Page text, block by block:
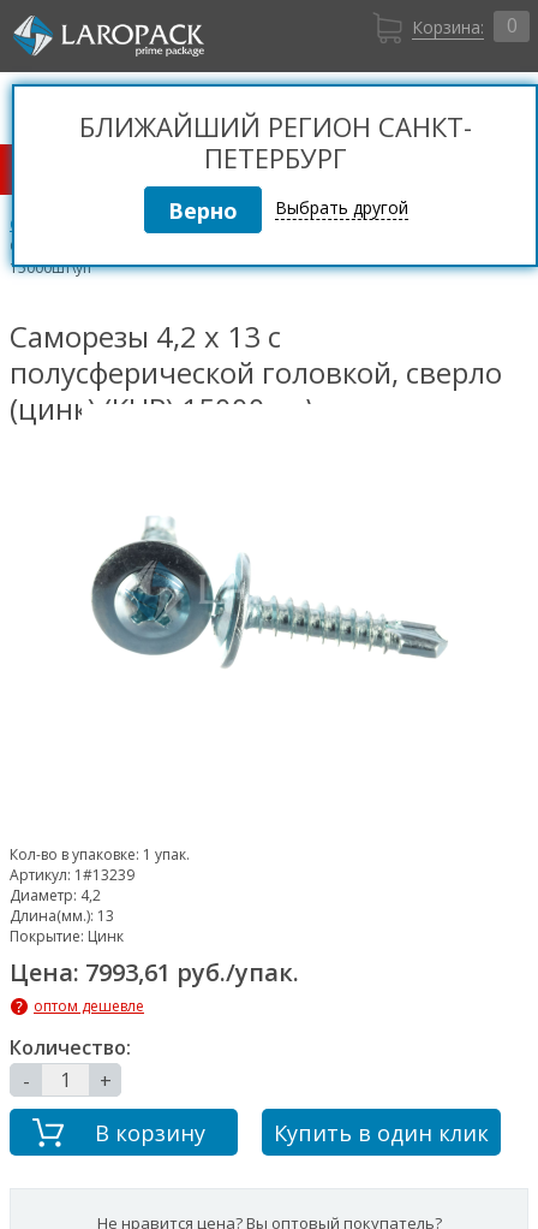
Корзина: 0
Санкт-Петербург
+7 (812) 309 36 06
Вход
Регистрация
КАТАЛОГ ТОВАРОВ
БЛИЖАЙШИЙ РЕГИОН САНКТ-
ПЕТЕРБУРГ
Выбрать другой
Саморезы
Саморезы п/сф сверло (цинк) (Китай)
Саморезы 4,2 x 13 с полусферической головкой, сверло (цинк) (КНР)
15000шт\уп
Саморезы 4,2 x 13 с
полусферической головкой, сверло
(цинк) (КНР) 15000шт\уп
Кол-во в упаковке: 1 упак.
Артикул: 1#13239
Диаметр: 4,2
Длина(мм.): 13
Покрытие: Цинк
Цена: 7993,61 руб./упак.
оптом дешевле
Количество:
-
+
В корзину Купить в один клик
Не нравится цена? Вы оптовый покупатель?